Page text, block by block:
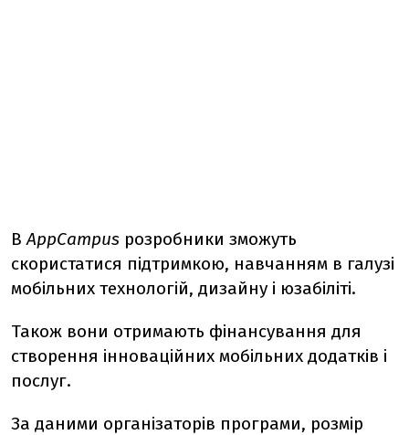
ВAppCampus розробники зможуть
скористатися підтримкою, навчанням в галузі
мобільних технологій, дизайну і юзабіліті.
Також вони отримають фінансування для
створення інноваційних мобільних додатків і
послуг.
За даними організаторів програми, розмір